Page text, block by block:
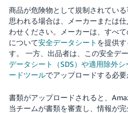
商品が危険物として規制されてい
思われる場合は、メーカーまたは
わせください。
メーカーは、すべ
について安全データシート を提供
す。
一方、出品者は、この安全デ
データシート（SDS）や適用除外シ
ードツールでアップロードする必要
書類がアップロードされると、
当チームが書類を審査し、情報が